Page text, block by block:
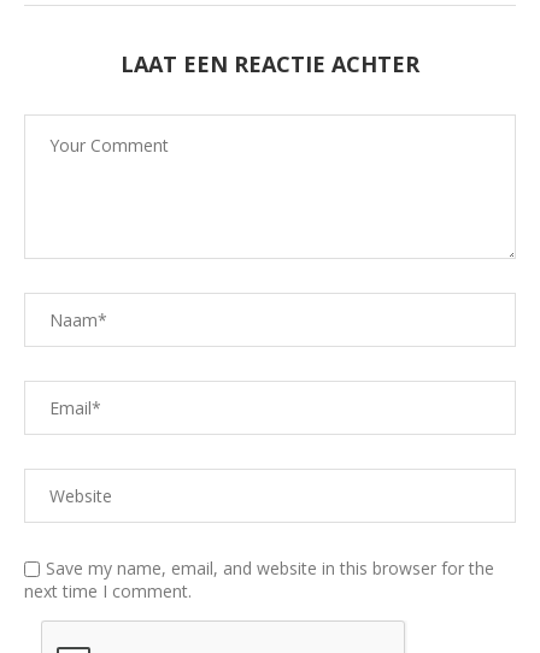
LAAT EEN REACTIE ACHTER
Save my name, email, and website in this browser for the
next time I comment.